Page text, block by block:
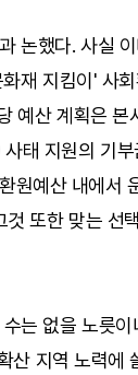
논했다. 사실
재 지킴이' 사
예산 계획은 본
태 지원의 기
원예산 내에서
또한 맞는 선
는 없을 노릇
산 지역 노력에